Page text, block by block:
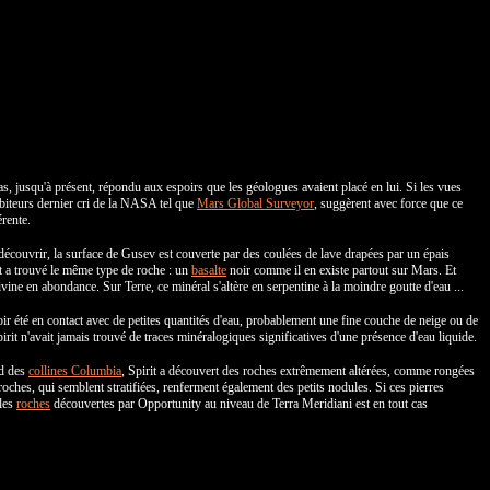
jusqu'à présent, répondu aux espoirs que les géologues avaient placé en lui. Si les vues
dernier cri de la NASA tel que Mars Global Surveyor, suggèrent avec force que ce
la surface de Gusev est couverte par des coulées de lave drapées par un épais
trouvé le même type de roche : un basalte noir comme il en existe partout sur Mars. Et
en abondance. Sur Terre, ce minéral s'altère en serpentine à la moindre goutte d'eau ...
été en contact avec de petites quantités d'eau, probablement une fine couche de neige ou de
n'avait jamais trouvé de traces minéralogiques significatives d'une présence d'eau liquide.
des collines Columbia, Spirit a découvert des roches extrêmement altérées, comme rongées
qui semblent stratifiées, renferment également des petits nodules. Si ces pierres
roches découvertes par Opportunity au niveau de Terra Meridiani est en tout cas